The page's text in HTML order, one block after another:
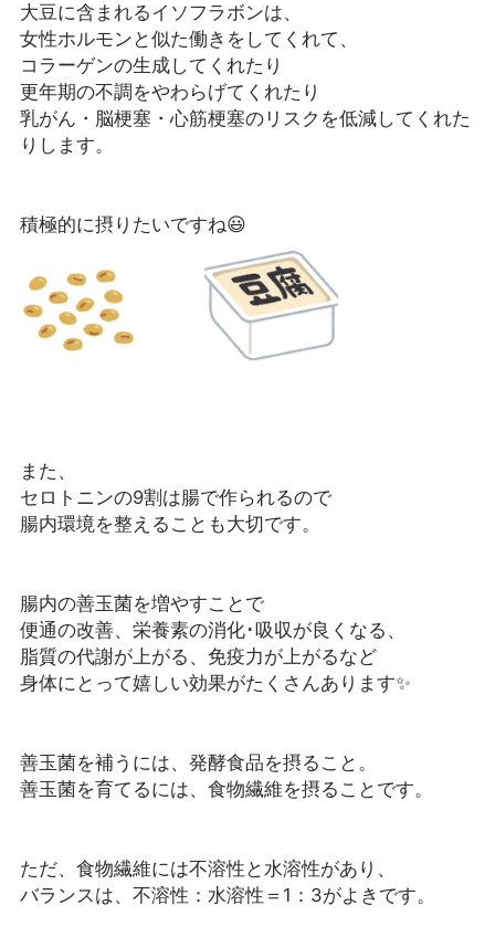
大豆に含まれるイソフラボンは、
女性ホルモンと似た働きをしてくれて、
コラーゲンの生成してくれたり
更年期の不調をやわらげてくれたり
乳がん・脳梗塞・心筋梗塞のリスクを低減してくれた
りします。
積極的に摂りたいですね😃
また、
セロトニンの9割は腸で作られるので
腸内環境を整えることも大切です。
腸内の善玉菌を増やすことで
便通の改善、栄養素の消化･吸収が良くなる、
脂質の代謝が上がる、免疫力が上がるなど
身体にとって嬉しい効果がたくさんあります✨
善玉菌を補うには、発酵食品を摂ること。
善玉菌を育てるには、食物繊維を摂ることです。
ただ、食物繊維には不溶性と水溶性があり、
バランスは、不溶性：水溶性＝1：3がよきです。